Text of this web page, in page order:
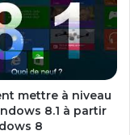
mettre à niveau
8.1 à partir
8